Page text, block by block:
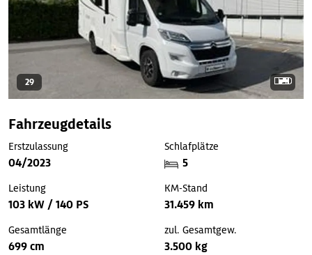
29
Fahrzeugdetails
Erstzulassung
04/2023
Schlafplätze
5
Leistung
103 kW / 140 PS
KM-Stand
31.459 km
Gesamtlänge
699 cm
zul. Gesamtgew.
3.500 kg